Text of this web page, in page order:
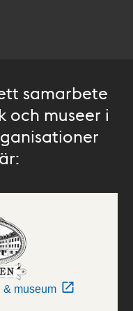
samarbete
och museer i
& museum